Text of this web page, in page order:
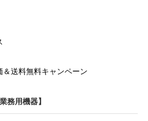
＆送料無料キャンペーン
務用機器】